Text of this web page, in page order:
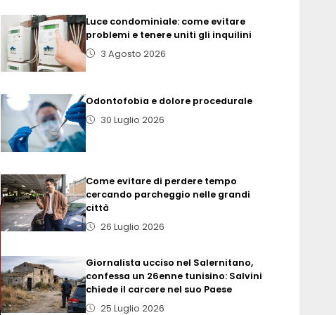
Luce condominiale: come evitare
problemi e tenere uniti gli inquilini
3 Agosto 2026
Odontofobia e dolore procedurale
30 Luglio 2026
Come evitare di perdere tempo
cercando parcheggio nelle grandi
città
26 Luglio 2026
Giornalista ucciso nel Salernitano,
confessa un 26enne tunisino: Salvini
chiede il carcere nel suo Paese
25 Luglio 2026